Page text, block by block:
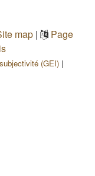
map |
Page
(GEI) |
e-mail)